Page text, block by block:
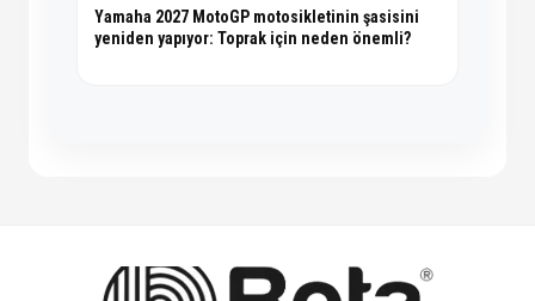
Yamaha 2027 MotoGP motosikletinin şasisini
yeniden yapıyor: Toprak için neden önemli?